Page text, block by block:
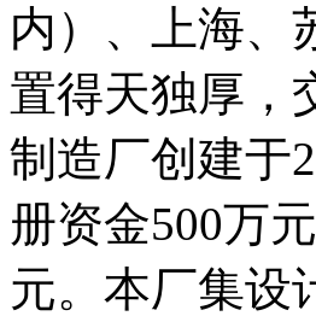
内）、上海、
置得天独厚，
制造厂创建于
册资金500万
元。本厂集设